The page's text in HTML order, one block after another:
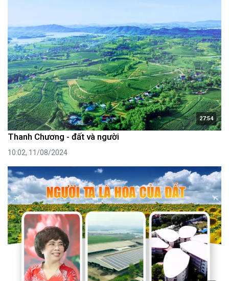
27:54
Thanh Chương - đất và người
10:02, 11/08/2024